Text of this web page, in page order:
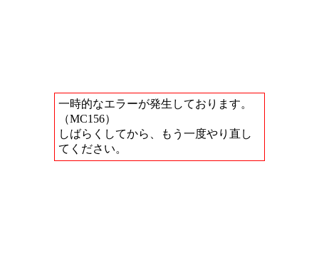
一時的なエラーが発生しております。
（MC156）
しばらくしてから、もう一度やり直し
てください。